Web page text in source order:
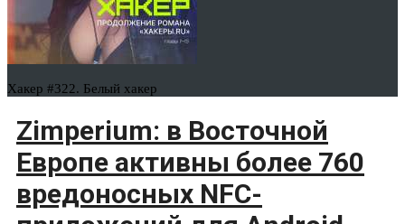
Хакер #322. Белый хакер
Zimperium: в Восточной
Европе активны более 760
вредоносных NFC-